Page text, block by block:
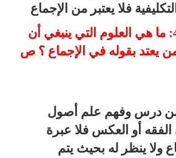
فلا يعتبر من الإجماع
السؤال 41: ما هي العلوم التي ينبغي أن
من يعتد بقوله في الإجماع ؟ ص
درس وفهم علم أصول
أو العكس فلا عبرة
ولا ينظر له بحيث يتم